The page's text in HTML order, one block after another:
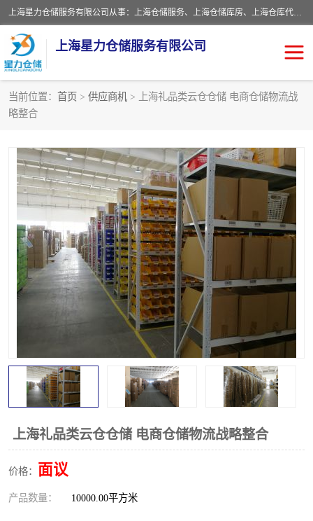
上海星力仓储服务有限公司从事：上海仓储服务、上海仓储库房、上海仓库代运营、上海仓库对外出租、上海仓库外包、上海三方仓储、上海电商仓储代发、上海电商代发货仓库、上海托管仓库、上海仓储配送。上海星力仓储服务有限公司现在拥有100个分仓、10万余平方的标准库房，精炼员工几百名，与几千家客户合作，公司已跻身上海仓储行业前列。欢迎来电咨询！
上海星力仓储服务有限公司
当前位置： 首页 > 供应商机 > 上海礼品类云仓仓储 电商仓储物流战
略整合
上海礼品类云仓仓储 电商仓储物流战略整合
价格： 面议
产品数量： 10000.00平方米
上海仓库对外出租
上海仓储配送 上海仓库外包
上海仓库代运营 上海托管仓库
上海第三方仓储 上海仓储服务
仓储 上海电商代发货仓库
上海托管仓库